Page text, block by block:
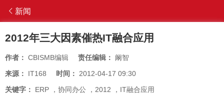
新闻
2012年三大因素催热IT融合应用
作者： CBISMB编辑 责任编辑： 阚智
来源： IT168 时间： 2012-04-17 09:30
关键字： ERP ， 协同办公 ， 2012 ， IT融合应用